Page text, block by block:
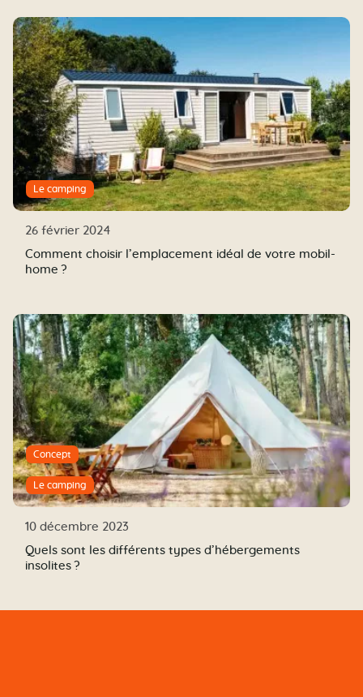
Le camping
26 février 2024
Comment choisir l’emplacement idéal de votre mobil-
home ?
Concept
Le camping
10 décembre 2023
Quels sont les différents types d’hébergements
insolites ?